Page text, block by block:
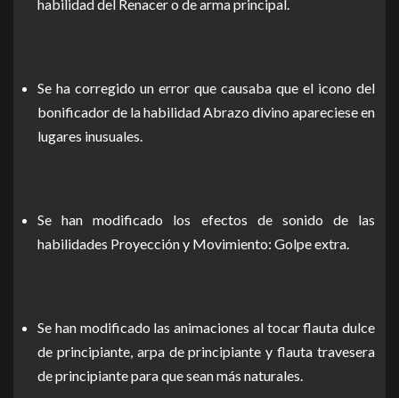
habilidad del Renacer o de arma principal.
Se ha corregido un error que causaba que el icono del
bonificador de la habilidad Abrazo divino apareciese en
lugares inusuales.
Se han modificado los efectos de sonido de las
habilidades Proyección y Movimiento: Golpe extra.
Se han modificado las animaciones al tocar flauta dulce
de principiante, arpa de principiante y flauta travesera
de principiante para que sean más naturales.